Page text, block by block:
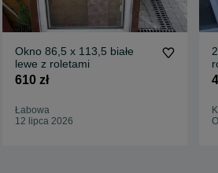
Okno 86,5 x 113,5 białe
lewe z roletami
610 zł
Łabowa
12 lipca 2026